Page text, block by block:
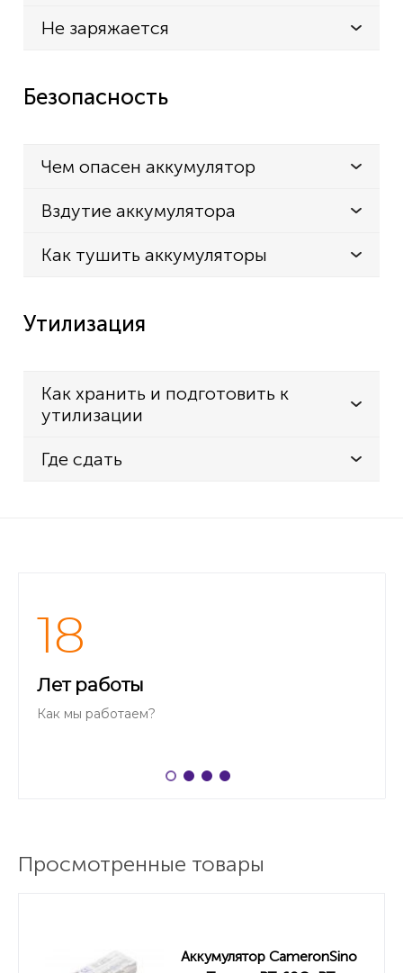
Не заряжается
Безопасность
Чем опасен аккумулятор
Вздутие аккумулятора
Как тушить аккумуляторы
Утилизация
Как хранить и подготовить к
утилизации
Где сдать
18
Лет работы
Как мы работаем?
Просмотренные товары
Аккумулятор CameronSino